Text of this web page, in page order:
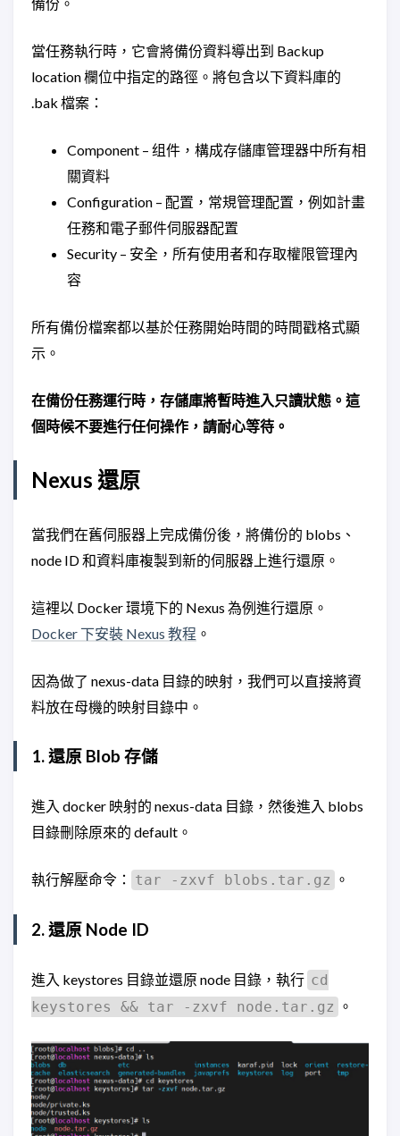
當任務執行時，它會將備份資料導出到 Backup
location 欄位中指定的路徑。將包含以下資料庫的
.bak 檔案：
Component – 组件，構成存儲庫管理器中所有相
關資料
Configuration – 配置，常規管理配置，例如計畫
任務和電子郵件伺服器配置
Security – 安全，所有使用者和存取權限管理內
容
所有備份檔案都以基於任務開始時間的時間戳格式顯
示。
在備份任務運行時，存儲庫將暫時進入只讀狀態。這
個時候不要進行任何操作，請耐心等待。
Nexus 還原
當我們在舊伺服器上完成備份後，將備份的 blobs、
node ID 和資料庫複製到新的伺服器上進行還原。
這裡以 Docker 環境下的 Nexus 為例進行還原。
Docker 下安裝 Nexus 教程 。
因為做了 nexus-data 目錄的映射，我們可以直接將資
料放在母機的映射目錄中。
1. 還原 Blob 存儲
進入 docker 映射的 nexus-data 目錄，然後進入 blobs
目錄刪除原來的 default。
執行解壓命令： tar -zxvf blobs.tar.gz 。
2. 還原 Node ID
進入 keystores 目錄並還原 node 目錄，執行 cd
keystores && tar -zxvf node.tar.gz 。